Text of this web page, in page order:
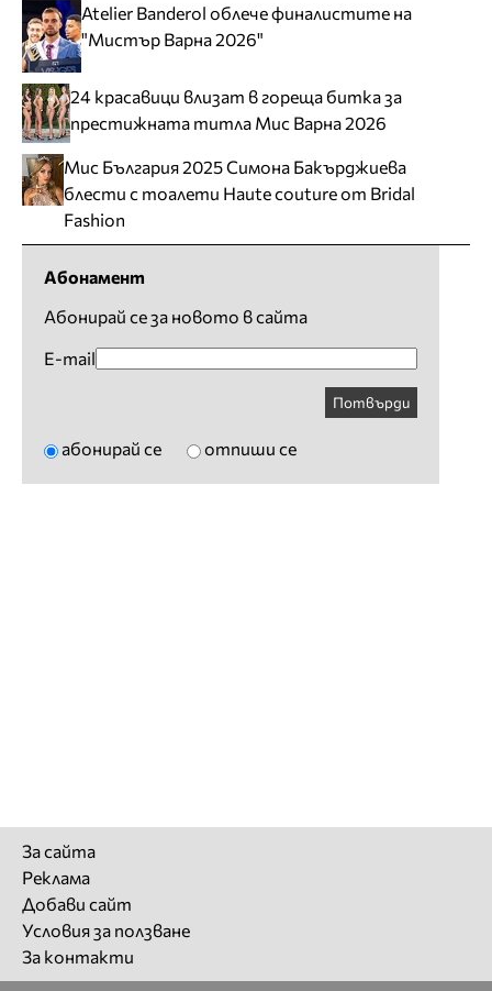
Atelier Banderol облече финалистите на
"Мистър Варна 2026"
24 красавици влизат в гореща битка за
престижната титла Мис Варна 2026
Мис България 2025 Симона Бакърджиева
блести с тоалети Haute couture от Bridal
Fashion
Абонамент
Абонирай се за новото в сайта
E-mail
Потвърди
абонирай се отпиши се
За сайта
Реклама
Добави сайт
Условия за ползване
За контакти